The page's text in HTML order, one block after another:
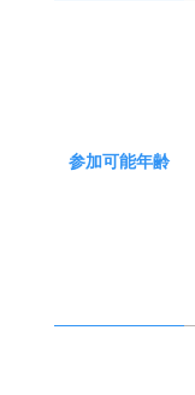
参加可能年齢